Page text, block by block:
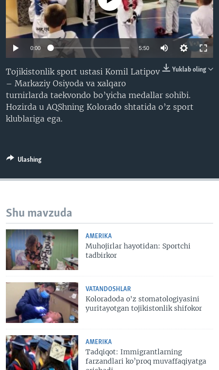
VIDEO
XABARLAR SURATLARDA
ODNOKLASSNIKI
TELEGRAM
0:00 5:50
Yuklab oling
Tojikistonlik sport ustasi Komil Latipov
– Markaziy Osiyoda va xalqaro
turnirlarda taekvondo bo’yicha medallar sohibi.
Hozirda u AQShning Kolorado shtatida o’z sport
klublariga ega.
Ulashing
Shu mavzuda
AMERIKA
Muhojirlar hayotidan: Sportchi
tadbirkor
VATANDOSHLAR
Koloradoda o'z stomatologiyasini
yuritayotgan tojikistonlik shifokor
AMERIKA
Tadqiqot: Immigrantlarning
farzandlari ko’proq muvaffaqiyatga